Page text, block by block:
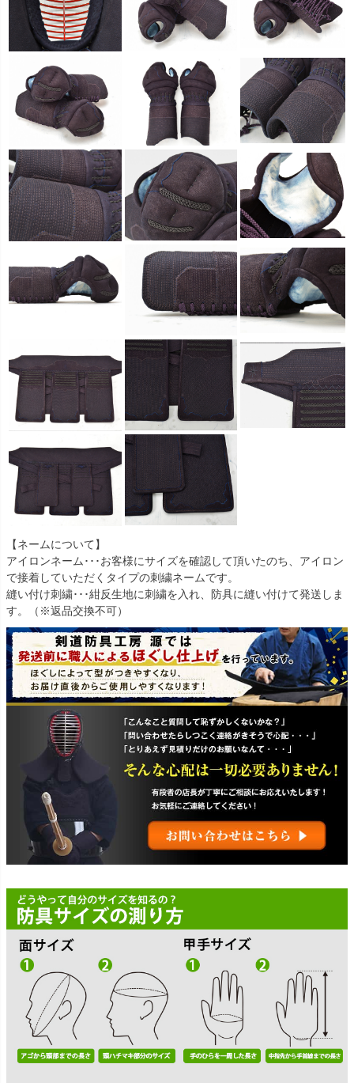
【ネームについて】
アイロンネーム･･･お客様にサイズを確認して頂いたのち、アイロン
で接着していただくタイプの刺繍ネームです。
縫い付け刺繍･･･紺反生地に刺繍を入れ、防具に縫い付けて発送しま
す。（※返品交換不可）